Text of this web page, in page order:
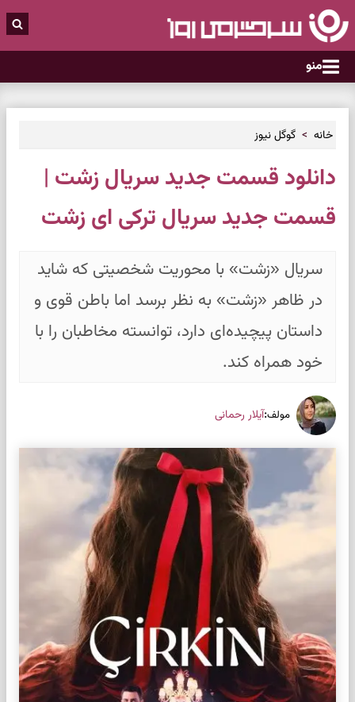
منو
خانه گوگل نیوز
دانلود قسمت جدید سریال زشت |
قسمت جدید سریال ترکی ای زشت
سریال «زشت» با محوریت شخصیتی که شاید
در ظاهر «زشت» به نظر برسد اما باطن قوی و
داستان پیچیده‌ای دارد، توانسته مخاطبان را با
خود همراه کند.
مولف:آیلار رحمانی